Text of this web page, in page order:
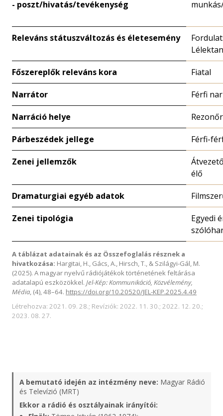
- poszt/hivatás/tevékenység
Releváns státuszváltozás és életesemény
Főszereplők releváns kora Fiatal
Narrátor Férfi
Narráció helye Rezonőr
Párbeszédek jellege Férfi-
Zenei jellemzők
élő
Dramaturgiai egyéb adatok
Zenei tipológia
Egyedi
A táblázat adatainak és az Összefoglalás résznek a
hivatkozása: Hargitai, H., Gács, A., Hirsch, T., & Szilágyi-Gál, M.
(2025). A magyar nyelvű rádiójátékok történetének feltárása
adatalapú eszközökkel. Jel-Kép: Kommunikáció, Közvélemény,
Média, (4), 48–64. https://doi.org/10.20520/JEL-KEP.2025.4.49
Létrehozva: 2021. 09. 28.; Revíziók: 2022. 11. 30.; 2022. 12. 20.;
2023. 08. 27.
A bemutató idején az intézmény neve: Magyar Rádió
és Televízió (MRT)
Ekkor a rádió és osztályainak irányítói: